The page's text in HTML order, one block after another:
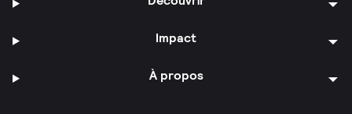
Impact
À propos